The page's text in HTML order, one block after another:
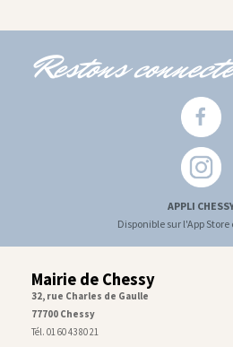
Restons
APPLI
Disponible sur l'App Store
Mairie de Chessy
32, rue Charles de Gaulle
77700 Chessy
Tél. 01 60 43 80 21